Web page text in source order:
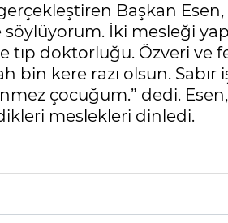
Başkan Esen,
söylüyorum. İki mesleği
doktorluğu. Özveri ve
bin kere razı olsun. Sabır
çocuğum.” dedi.
meslekleri dinledi.